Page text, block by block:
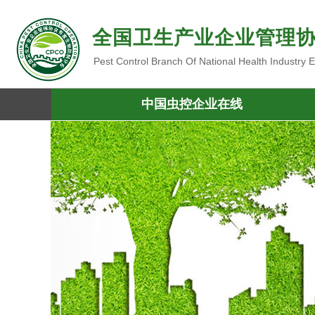
全国卫生产业企业管理
Pest Control Branch Of National Health Industry
中国虫控企业在线